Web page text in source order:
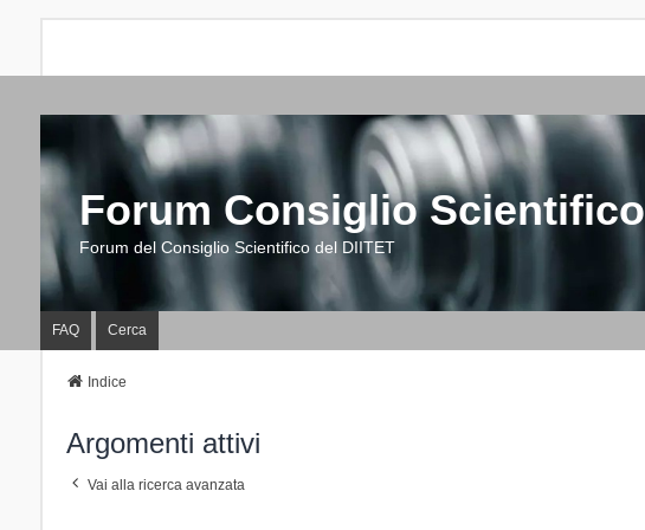
Forum Consiglio Scientifico
Forum del Consiglio Scientifico del DIITET
FAQ Cerca
Indice
Argomenti attivi
Vai alla ricerca avanzata